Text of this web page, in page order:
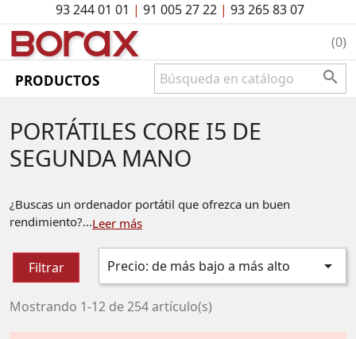
93 244 01 01 | 91 005 27 22| 93 265 83 07
BOrAx (0)
PRODUCTOS 
PORTÁTILES CORE I5 DE
SEGUNDA MANO
¿Buscas un ordenador portátil que ofrezca un buen
rendimiento?...Leer más
Filtrar Precio: de más bajo a más alto 
Mostrando 1-12 de 254 artículo(s)